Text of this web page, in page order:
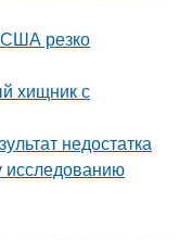
США резко
хищник с
недостатка
исследованию